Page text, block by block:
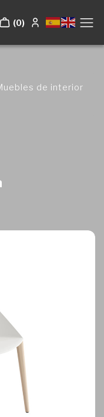
(0)
de interior